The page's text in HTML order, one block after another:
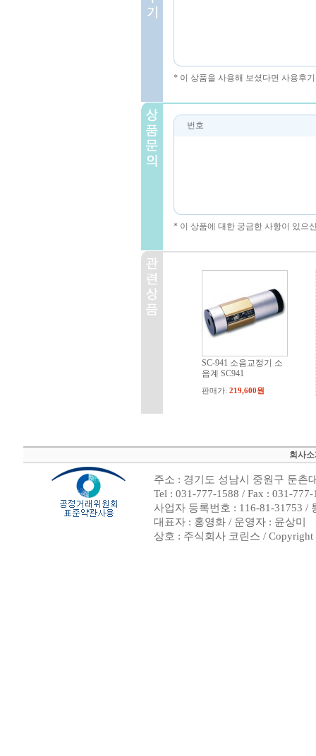
* 이 상품을 사용해 보셨다면 사용후
번호
* 이 상품에 대한 궁금한 사항이 있으
SC-941 소음교정기 소
음계 SC941
판매가: 219,600원
회사
주소 : 경기도 성남시 중원구 둔촌
Tel : 031-777-1588 / Fax : 031-
사업자 등록번호 : 116-81-31753 /
대표자 : 홍영화 / 운영자 : 윤상미
상호 : 주식회사 코린스 /